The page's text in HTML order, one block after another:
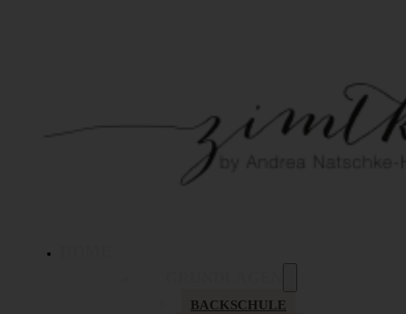
BACKSCHULE